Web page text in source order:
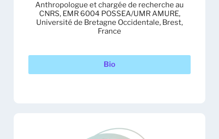
Anthropologue et chargée de recherche au
CNRS, EMR 6004 POSSEA/UMR AMURE,
Université de Bretagne Occidentale, Brest,
France
Bio